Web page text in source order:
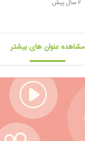
2 سال پیش
مشاهده عنوان های بیشتر